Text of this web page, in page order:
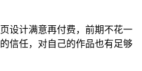
设计满意再付费，前期不花一
信任，对自己的作品也有足够